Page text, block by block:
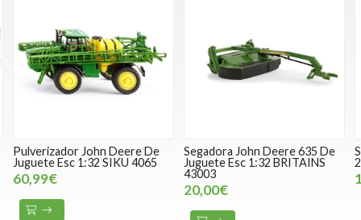
Pulverizador John Deere De
Juguete Esc 1:32 SIKU 4065
60,99€
Segadora John Deere 635 De
Juguete Esc 1:32 BRITAINS
43003
20,00€